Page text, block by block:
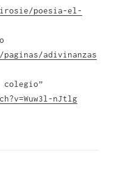
poesia-el-
adivinanzas
colegio”
nJtlg